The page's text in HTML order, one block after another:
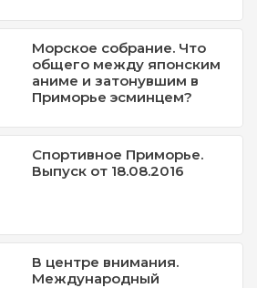
Морское собрание. Что
общего между японским
аниме и затонувшим в
Приморье эсминцем?
Спортивное Приморье.
Выпуск от 18.08.2016
В центре внимания.
Международный